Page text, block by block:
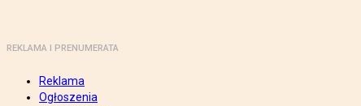
REKLAMA I PRENUMERATA
Reklama
Ogłoszenia